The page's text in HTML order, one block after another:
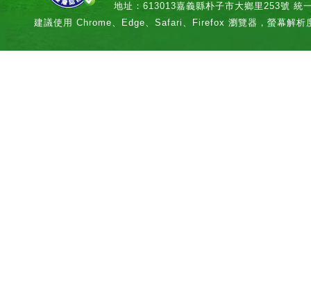
地址：613013嘉義縣朴子市大鄉里253號 統
建議使用 Chrome、Edge、Safari、Firefox 瀏覽器，螢幕解